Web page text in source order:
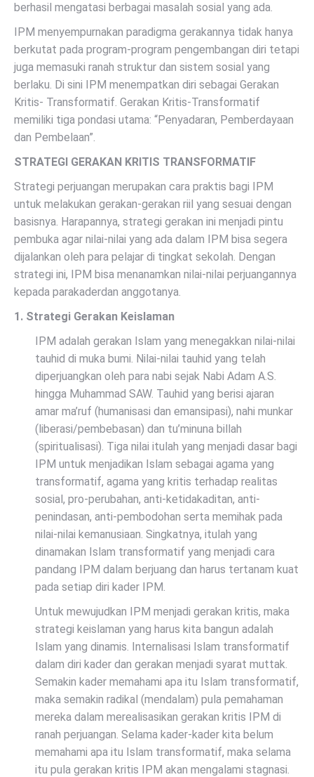
berhasil mengatasi berbagai masalah sosial yang ada.
IPM menyempurnakan paradigma gerakannya tidak hanya
berkutat pada program-program pengembangan diri tetapi
juga memasuki ranah struktur dan sistem sosial yang
berlaku. Di sini IPM menempatkan diri sebagai Gerakan
Kritis- Transformatif. Gerakan Kritis-Transformatif
memiliki tiga pondasi utama: “Penyadaran, Pemberdayaan
dan Pembelaan”.
STRATEGI GERAKAN KRITIS TRANSFORMATIF
Strategi perjuangan merupakan cara praktis bagi IPM
untuk melakukan gerakan-gerakan riil yang sesuai dengan
basisnya. Harapannya, strategi gerakan ini menjadi pintu
pembuka agar nilai-nilai yang ada dalam IPM bisa segera
dijalankan oleh para pelajar di tingkat sekolah. Dengan
strategi ini, IPM bisa menanamkan nilai-nilai perjuangannya
kepada parakaderdan anggotanya.
1. Strategi Gerakan Keislaman
IPM adalah gerakan Islam yang menegakkan nilai-nilai
tauhid di muka bumi. Nilai-nilai tauhid yang telah
diperjuangkan oleh para nabi sejak Nabi Adam A.S.
hingga Muhammad SAW. Tauhid yang berisi ajaran
amar ma’ruf (humanisasi dan emansipasi), nahi munkar
(liberasi/pembebasan) dan tu’minuna billah
(spiritualisasi). Tiga nilai itulah yang menjadi dasar bagi
IPM untuk menjadikan Islam sebagai agama yang
transformatif, agama yang kritis terhadap realitas
sosial, pro-perubahan, anti-ketidakaditan, anti-
penindasan, anti-pembodohan serta memihak pada
nilai-nilai kemanusiaan. Singkatnya, itulah yang
dinamakan Islam transformatif yang menjadi cara
pandang IPM dalam berjuang dan harus tertanam kuat
pada setiap diri kader IPM.
Untuk mewujudkan IPM menjadi gerakan kritis, maka
strategi keislaman yang harus kita bangun adalah
Islam yang dinamis. Internalisasi Islam transformatif
dalam diri kader dan gerakan menjadi syarat muttak.
Semakin kader memahami apa itu Islam transformatif,
maka semakin radikal (mendalam) pula pemahaman
mereka dalam merealisasikan gerakan kritis IPM di
ranah perjuangan. Selama kader-kader kita belum
memahami apa itu Islam transformatif, maka selama
itu pula gerakan kritis IPM akan mengalami stagnasi.